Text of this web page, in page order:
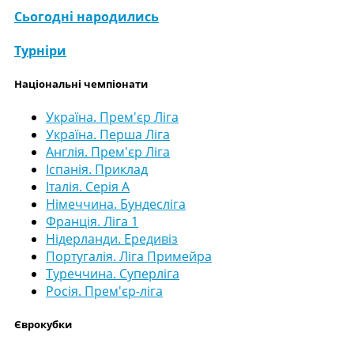
Сьогодні народились
Турніри
Національні чемпіонати
Україна. Прем'єр Ліга
Україна. Перша Ліга
Англія. Прем'єр Ліга
Іспанія. Приклад
Італія. Серія А
Німеччина. Бундесліга
Франція. Ліга 1
Нідерланди. Ередивіз
Португалія. Ліга Примейра
Туреччина. Суперліга
Росія. Прем'єр-ліга
Єврокубки